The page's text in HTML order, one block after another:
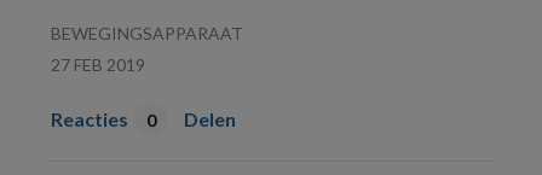
BEWEGINGSAPPARAAT
27 FEB 2019
Reacties 0 Delen